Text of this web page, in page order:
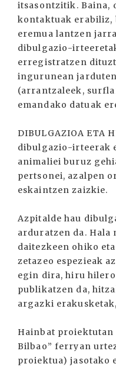
itsasontzitik. Baina,
kontaktuak erabiliz,
eremua lantzen
dibulgazio-
erregistratzen
ingurunean
(arrantzaleek,
emandako datuak
DIBULGAZIOA ETA
dibulgazio-irteerak
animaliei buruz
pertsonei, azalpen
eskaintzen zaizkie.
Azpitalde hau
arduratzen da. Hala
daitezkeen ohiko
zetazeo espezieak
egin dira, hiru
publikatzen da,
argazki
Hainbat proiektutan
Bilbao” ferryan
proiektua) jasotako